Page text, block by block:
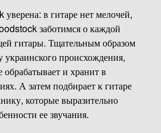
в гитаре нет мелочей,
заботимся о каждой
гитары. Тщательным образом
украинского происхождения,
обрабатывает и хранит в
А затем подбирает к гитаре
которые выразительно
ее звучания.